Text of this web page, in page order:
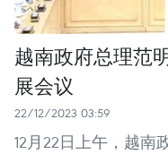
越南政府总理范
展会议
22/12/2023 03:59
12月22日上午，越南